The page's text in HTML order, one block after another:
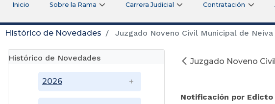
Inicio Sobre la Rama Carrera Judicial Contratación
Histórico de Novedades Juzgado Noveno Civil Municipal de
Histórico de Novedades
2026
Juzgado Noveno
Notificación por